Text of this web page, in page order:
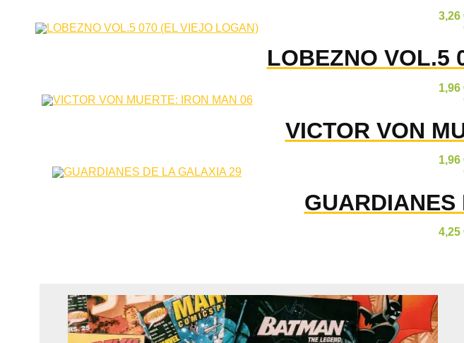
3,26
LOBEZNO VOL.5
1,96
VICTOR VON
1,96
4,25